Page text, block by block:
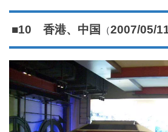
■10 香港、中国 （2007/05/